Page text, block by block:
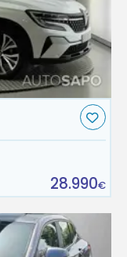
28.990€